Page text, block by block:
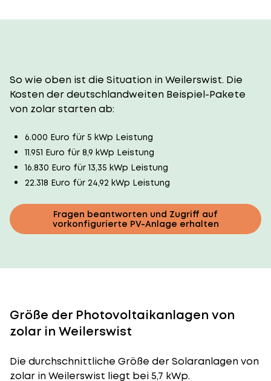
So wie oben ist die Situation in Weilerswist. Die
Kosten der deutschlandweiten Beispiel-Pakete
von zolar starten ab:
6.000 Euro für 5 kWp Leistung
11.951 Euro für 8,9 kWp Leistung
16.830 Euro für 13,35 kWp Leistung
22.318 Euro für 24,92 kWp Leistung
Fragen beantworten und Zugriff auf
vorkonfigurierte PV-Anlage erhalten
Größe der Photovoltaikanlagen von
zolar in Weilerswist
Die durchschnittliche Größe der Solaranlagenvon
zolar in Weilerswist liegt bei 5,7 kWp.